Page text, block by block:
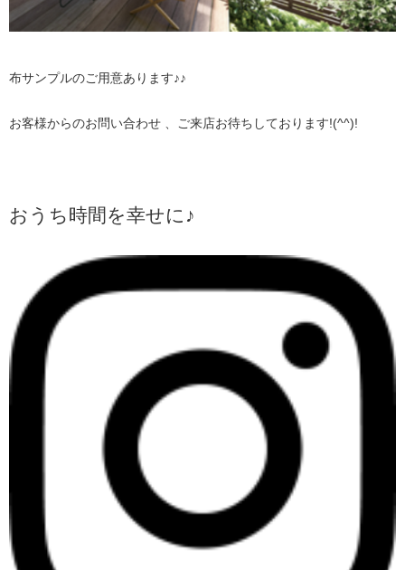
布サンプルのご用意あります♪♪
お客様からのお問い合わせ 、ご来店お待ちしております!(^^)!
おうち時間を幸せに♪